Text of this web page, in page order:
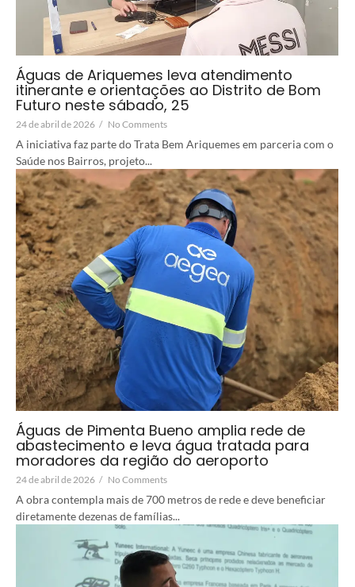
Águas de Ariquemes leva atendimento
itinerante e orientações ao Distrito de Bom
Futuro neste sábado, 25
24 de abril de 2026 / No Comments
A iniciativa faz parte do Trata Bem Ariquemes em parceria com o
Saúde nos Bairros, projeto...
Águas de Pimenta Bueno amplia rede de
abastecimento e leva água tratada para
moradores da região do aeroporto
24 de abril de 2026 / No Comments
A obra contempla mais de 700 metros de rede e deve beneficiar
diretamente dezenas de famílias...